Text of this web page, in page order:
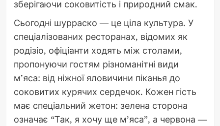
зберігаючи соковитість і природний смак.
Сьогодні шурраско — це ціла культура. У
спеціалізованих ресторанах, відомих як
родізіо, офіціанти ходять між столами,
пропонуючи гостям різноманітні види
м’яса: від ніжної яловичини піканья до
соковитих курячих сердечок. Кожен гість
має спеціальний жетон: зелена сторона
означає “Так, я хочу ще м’яса”, а червона —